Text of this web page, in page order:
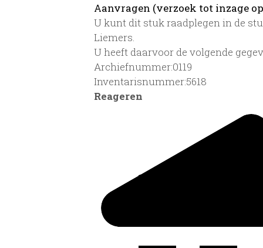
Aanvragen (verzoek tot inzage
U kunt dit stuk raadplegen in de
Liemers.
U heeft daarvoor de volgende
Archiefnummer:0119
Inventarisnummer:5618
Reageren